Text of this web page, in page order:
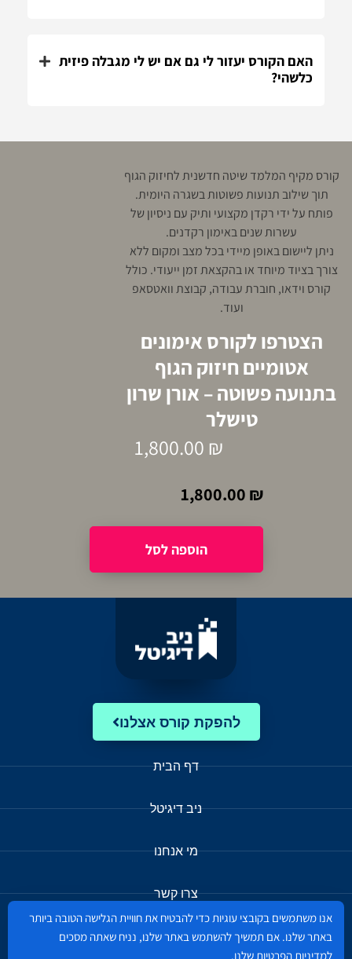
האם הקורס יעזור לי גם אם יש לי מגבלה פיזית
כלשהי?
קורס מקיף המלמד שיטה חדשנית לחיזוק הגוף
תוך שילוב תנועות פשוטות בשגרה היומית.
פותח על ידי רקדן מקצועי ותיק עם ניסיון של
עשרות שנים באימון רקדנים.
ניתן ליישום באופן מיידי בכל מצב ומקום ללא
צורך בציוד מיוחד או בהקצאת זמן ייעודי. כולל
קורס וידאו, חוברת עבודה, קבוצת וואטסאפ
ועוד.
הצטרפו לקורס אימונים
אטומיים חיזוק הגוף
בתנועה פשוטה – אורן שרון
טישלר
1,800.00 ₪
1,800.00 ₪
להפקת קורס אצלנו
דף הבית
ניב דיגיטל
מי אנחנו
צרו קשר
מבחר הקורסים
אנו משתמשים בקובצי עוגיות כדי להבטיח את חוויית הגלישה הטובה ביותר
באתר שלנו. אם תמשיך להשתמש באתר שלנו, נניח שאתה מסכים
למדיניות הפרטיות שלנו.